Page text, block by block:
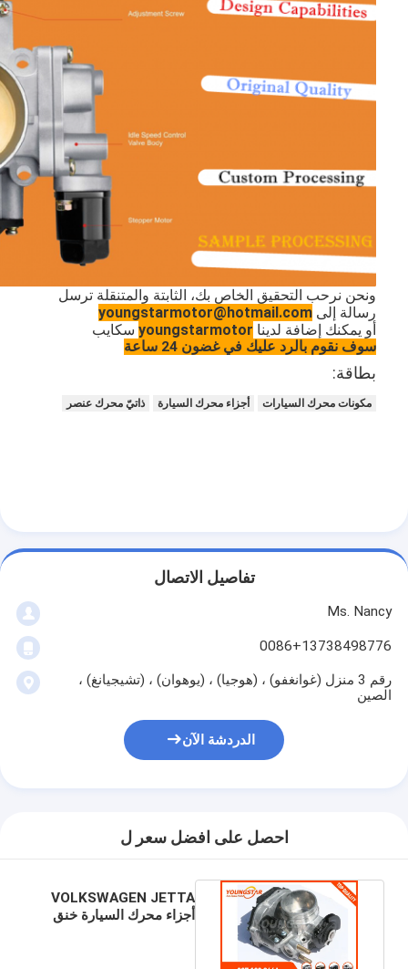
المنتجات
حولنا
مراقبة الجودة
اتصل بنا
الدردشة الآن
محرك أسطوانة قالب
المحرك توصيل رود
محرك الروك ذراع
سيارة صمامات المحرك
إصلاح رئيس اسطوانة
مضخة قيادة السيارة
سيارة محرك جزء
ونحن نرحب التحقيق الخاص بك، الثابتة والمتنقلة ترسل
رسالة إلىyoungstarmotor@hotmail.com
أو يمكنك إضافة لدينا youngstarmotor سكايب
سوف نقوم بالرد عليك في غضون 24 ساعة
بطاقة:
مكونات محرك السيارات أجزاء محرك السيارة ذاتيّ محرك عنصر
تفاصيل الاتصال
Ms. Nancy
0086+13738498776
رقم 3 منزل (غوانغفو) ، (هوجيا) ، (يوهوان) ، (تشيجيانغ) ،
الصين
الدردشة الآن
احصل على افضل سعر ل
VOLKSWAGEN JETTA
أجزاء محرك السيارة خنق